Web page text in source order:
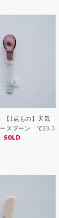
【1点もの】天気
スプーン て23-3
SOLD